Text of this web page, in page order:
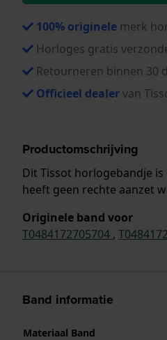
100% originele merk
Horloges gratis
Retourneren binnen 30
Officieel dealervan
Productomschrijving
Dit Tissot horlogebandje
heeft geen rechte aanzet
Originele band voor
T0484172705704 ,
Band informatie
Materiaal Band